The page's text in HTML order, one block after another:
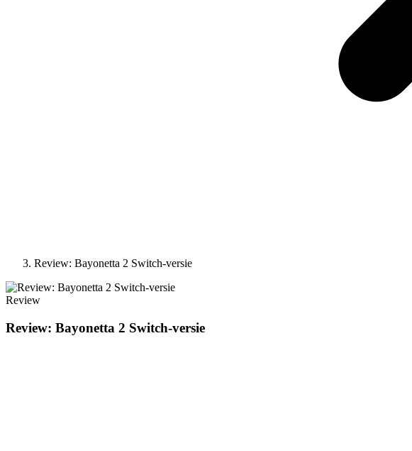
Review: Bayonetta 2 Switch-versie
Review
Review: Bayonetta 2 Switch-versie